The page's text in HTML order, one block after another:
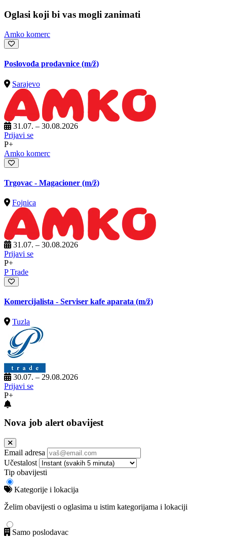
Oglasi koji bi vas mogli zanimati
Amko komerc
Poslovođa prodavnice (m/ž)
Sarajevo
31.07. – 30.08.2026
Prijavi se
P+
Amko komerc
Trgovac - Magacioner (m/ž)
Fojnica
31.07. – 30.08.2026
Prijavi se
P+
P Trade
Komercijalista - Serviser kafe aparata (m/ž)
Tuzla
30.07. – 29.08.2026
Prijavi se
P+
Nova job alert obavijest
Email adresa
Učestalost
Tip obavijesti
Kategorije i lokacija
Želim obavijesti o oglasima u istim kategorijama i lokaciji
Samo poslodavac